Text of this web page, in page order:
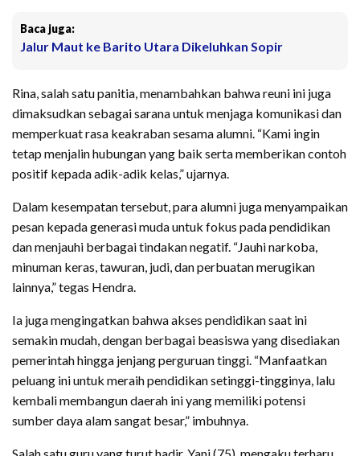
Baca juga:
Jalur Maut ke Barito Utara Dikeluhkan Sopir
Rina, salah satu panitia, menambahkan bahwa reuni ini juga
dimaksudkan sebagai sarana untuk menjaga komunikasi dan
memperkuat rasa keakraban sesama alumni. “Kami ingin
tetap menjalin hubungan yang baik serta memberikan contoh
positif kepada adik-adik kelas,” ujarnya.
Dalam kesempatan tersebut, para alumni juga menyampaikan
pesan kepada generasi muda untuk fokus pada pendidikan
dan menjauhi berbagai tindakan negatif. “Jauhi narkoba,
minuman keras, tawuran, judi, dan perbuatan merugikan
lainnya,” tegas Hendra.
Ia juga mengingatkan bahwa akses pendidikan saat ini
semakin mudah, dengan berbagai beasiswa yang disediakan
pemerintah hingga jenjang perguruan tinggi. “Manfaatkan
peluang ini untuk meraih pendidikan setinggi-tingginya, lalu
kembali membangun daerah ini yang memiliki potensi
sumber daya alam sangat besar,” imbuhnya.
Salah satu guru yang turut hadir, Yani (75), mengaku terharu